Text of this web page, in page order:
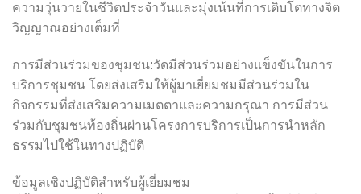
ความวุ่นวายในชีวิตประจำวันและมุ่งเน้นที่การเติบโตทางจิต
วิญญาณอย่างเต็มที่
การมีส่วนร่วมของชุมชน:วัดมีส่วนร่วมอย่างแข็งขันในการ
บริการชุมชน โดยส่งเสริมให้ผู้มาเยี่ยมชมมีส่วนร่วมใน
กิจกรรมที่ส่งเสริมความเมตตาและความกรุณา การมีส่วน
ร่วมกับชุมชนท้องถิ่นผ่านโครงการบริการเป็นการนำหลัก
ธรรมไปใช้ในทางปฏิบัติ
ข้อมูลเชิงปฏิบัติสำหรับผู้เยี่ยมชม